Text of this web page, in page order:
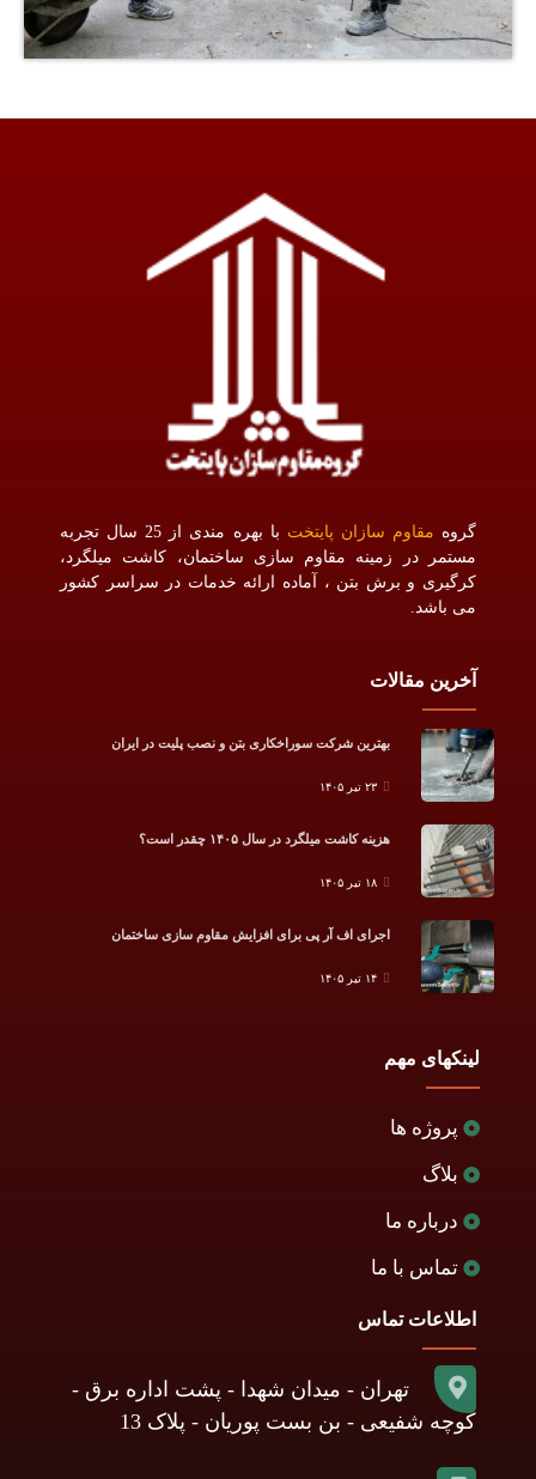
گروه مقاوم سازان پایتخت
با بهره مندی از 25 سال تجربه
مستمر در زمینه مقاوم سازی ساختمان، کاشت میلگرد،
کرگیری و برش بتن ، آماده ارائه خدمات در سراسر کشور
می باشد.
آخرین مقالات
بهترین شرکت سوراخکاری بتن و نصب پلیت در ایران
۲۳ تیر ۱۴۰۵
هزینه کاشت میلگرد در سال ۱۴۰۵ چقدر است؟
۱۸ تیر ۱۴۰۵
اجرای اف آر پی برای افزایش مقاوم سازی ساختمان
۱۴ تیر ۱۴۰۵
لینکهای مهم
پروژه ها
بلاگ
درباره ما
تماس با ما
اطلاعات تماس
تهران - میدان شهدا - پشت اداره برق -
کوچه شفیعی - بن بست پوریان - پلاک 13